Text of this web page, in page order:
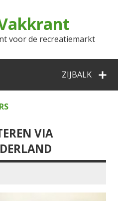
voor de recreatiemarkt
ZIJBALK
VIA